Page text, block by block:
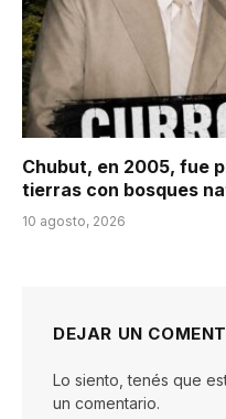
Chubut, en 2005, fue
tierras con bosques
10 agosto, 2026
DEJAR UN
Lo siento, tenés que
un comentario.